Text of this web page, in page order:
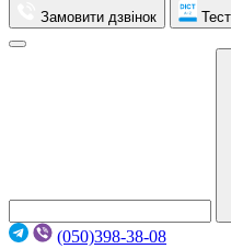
Замовити дзвінок
(050)398-38-08